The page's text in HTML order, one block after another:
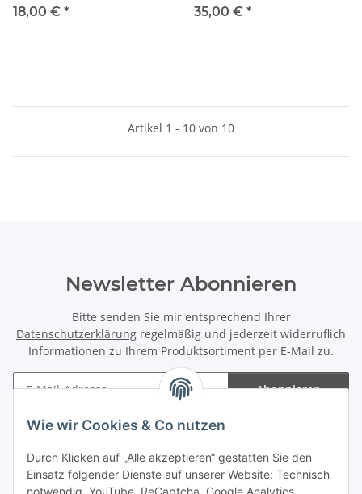
Wie wir Cookies & Co nutzen
Durch Klicken auf „Alle akzeptieren“ gestatten Sie den
Einsatz folgender Dienste auf unserer Website: Technisch
18,00 € * 35,00 € *
Artikel 1 - 10 von 10
Newsletter Abonnieren
Bitte senden Sie mir entsprechend Ihrer
Datenschutzerklärung regelmäßig und jederzeit widerruflich
Informationen zu Ihrem Produktsortiment per E-Mail zu.
Abonnieren